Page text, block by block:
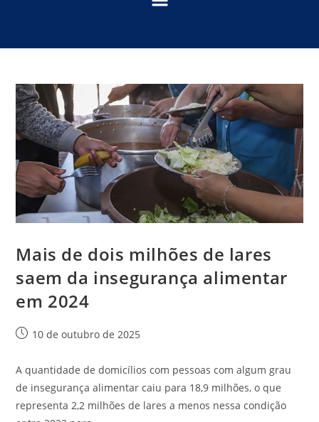
Mais de dois milhões de lares
saem da insegurança alimentar
em 2024
10 de outubro de 2025
A quantidade de domicílios com pessoas com algum grau
de insegurança alimentar caiu para 18,9 milhões, o que
representa 2,2 milhões de lares a menos nessa condição